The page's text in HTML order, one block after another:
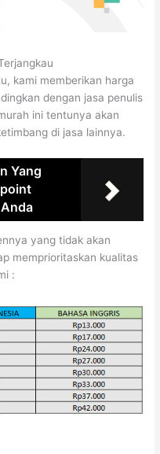
kami memberikan harga
dengan jasa penulis
ini tentunya akan
di jasa lainnya.
Yang
yang tidak akan
memprioritaskan kualitas
: